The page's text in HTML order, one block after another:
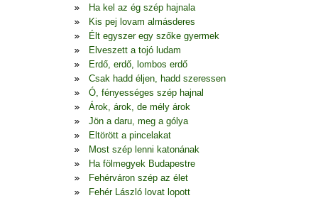
Ha kel az ég szép hajnala
Kis pej lovam almásderes
Élt egyszer egy szőke gyermek
Elveszett a tojó ludam
Erdő, erdő, lombos erdő
Csak hadd éljen, hadd szeressen
Ó, fényességes szép hajnal
Árok, árok, de mély árok
Jön a daru, meg a gólya
Eltörött a pincelakat
Most szép lenni katonának
Ha fölmegyek Budapestre
Fehérváron szép az élet
Fehér László lovat lopott